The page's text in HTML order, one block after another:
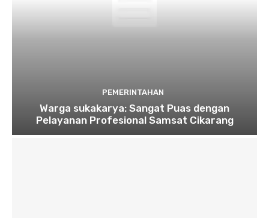
PEMERINTAHAN
Warga sukakarya: Sangat Puas dengan
Pelayanan Profesional Samsat Cikarang